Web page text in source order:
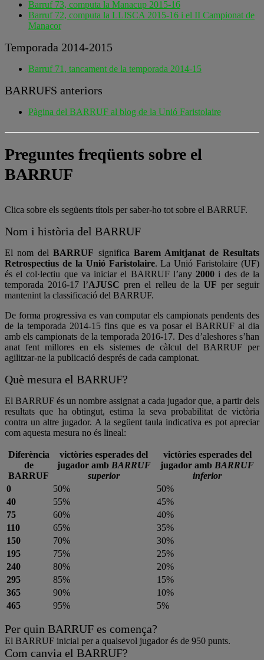
Barruf 73, computa la Manacup 2015-16
Barruf 72, computa la LLISCA 2015-16 i el II Campionat de
Manacor
Temporada 2014-2015
Barruf 71, tancament de la temporada 2014-15
BARRUFS anteriors
Pàgina del BARRUF al blog de la Unió Faristolaire
Preguntes freqüents sobre el
BARRUF
Clica sobre els següents títols per saber-ho tot sobre el BARRUF.
Nom i història del BARRUF
El nom delBARRUF significa Barem Amitjanat de Resultats
Retrospectius de la Unió Faristolaire. La Unió Faristolaire (UF)
és el col·lectiu que va iniciar el BARRUF l’any2000 i des de la
temporada 2016-17 l’AJUSC pren el relleu de la UF per seguir
mantenint la classificació del BARRUF.
De forma progressiva es van computar els campionats pendents des
de la temporada 2014-15 fins que es va posar el BARRUF al dia
amb els campionats de la temporada 2016-17. Des d’aleshores s’han
anat fent millores en els sistemes de càlcul del BARRUF per
agilitzar-ne la publicació després de cada campionat.
Què mesura el BARRUF?
El BARRUF és un nombre assignat a cada jugador que, a partir dels
resultats que ha obtingut, estima la seva probabilitat de victòria
contra un altre jugador. A la següent taula indicativa es pot apreciar
com aquesta mesura no és lineal:
Diferència
de
BARRUF
victòries esperades del
jugador amb BARRUF
superior
victòries esperades del
jugador amb BARRUF
inferior
0
50%
50%
40
55%
45%
75
60%
40%
110
65%
35%
150
70%
30%
195
75%
25%
240
80%
20%
295
85%
15%
365
90%
10%
465
95% 5%
Per quin BARRUF es comença?
El BARRUF inicial per a qualsevol jugador és de 950 punts.
Com canvia el BARRUF?